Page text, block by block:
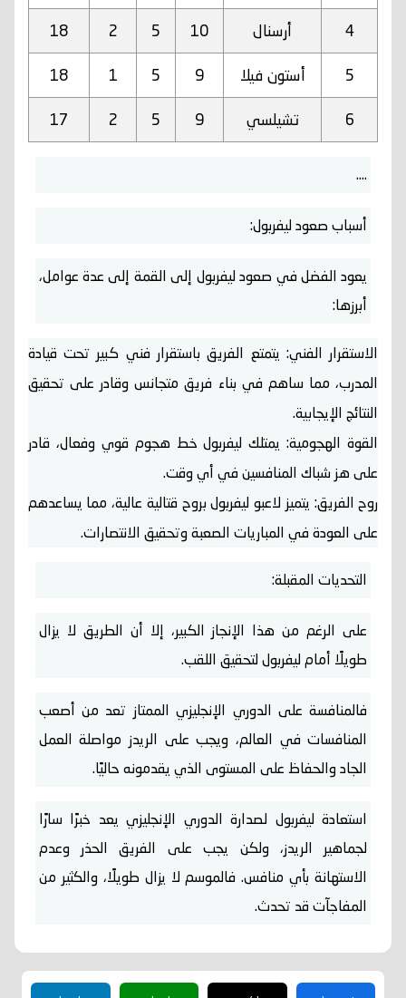
4
أرسنال 10
5
2
18
5
أستون فيلا 9
5
1
18
6
تشيلسي 9
5
2
17
....
أسباب صعود ليفربول:
يعود الفضل في صعود ليفربول إلى القمة إلى عدة عوامل،
أبرزها:
الاستقرار الفني: يتمتع الفريق باستقرار فني كبير تحت قيادة
المدرب، مما ساهم في بناء فريق متجانس وقادر على تحقيق
النتائج الإيجابية.
القوة الهجومية:يمتلك ليفربول خط هجوم قوي وفعال، قادر
على هز شباك المنافسين في أي وقت.
روح الفريق: يتميز لاعبو ليفربول بروح قتالية عالية، مما يساعدهم
على العودة في المباريات الصعبة وتحقيق الانتصارات.
التحديات المقبلة:
على الرغم من هذا الإنجاز الكبير، إلا أن الطريق لا يزال
طويلًا أمام ليفربول لتحقيق اللقب.
فالمنافسة على الدوري الإنجليزي الممتاز تعد من أصعب
المنافسات في العالم، ويجب على الريدز مواصلة العمل
الجاد والحفاظ على المستوى الذي يقدمونه حاليًا.
استعادة ليفربول لصدارة الدوري الإنجليزي يعد خبرًا سارًا
لجماهير الريدز، ولكن يجب على الفريق الحذر وعدم
الاستهانة بأي منافس. فالموسم لا يزال طويلًا، والكثير من
المفاجآت قد تحدث.